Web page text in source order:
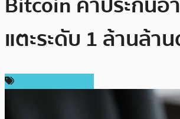
แตะระดับ 1 ล้านล้า